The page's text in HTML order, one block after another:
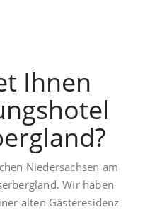
Ihnen
Niedersachsen am
Wir haben
alten Gästeresidenz